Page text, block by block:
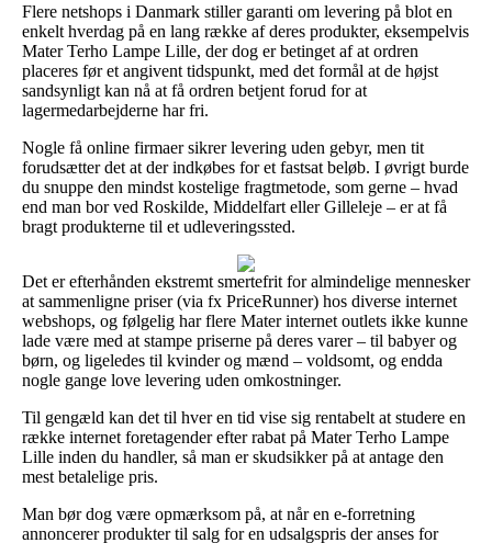
Flere netshops i Danmark stiller garanti om levering på blot en
enkelt hverdag på en lang række af deres produkter, eksempelvis
Mater Terho Lampe Lille, der dog er betinget af at ordren
placeres før et angivent tidspunkt, med det formål at de højst
sandsynligt kan nå at få ordren betjent forud for at
lagermedarbejderne har fri.
Nogle få online firmaer sikrer levering uden gebyr, men tit
forudsætter det at der indkøbes for et fastsat beløb. I øvrigt burde
du snuppe den mindst kostelige fragtmetode, som gerne – hvad
end man bor ved Roskilde, Middelfart eller Gilleleje – er at få
bragt produkterne til et udleveringssted.
Det er efterhånden ekstremt smertefrit for almindelige mennesker
at sammenligne priser (via fx PriceRunner) hos diverse internet
webshops, og følgelig har flere Mater internet outlets ikke kunne
lade være med at stampe priserne på deres varer – til babyer og
børn, og ligeledes til kvinder og mænd – voldsomt, og endda
nogle gange love levering uden omkostninger.
Til gengæld kan det til hver en tid vise sig rentabelt at studere en
række internet foretagender efter rabat på Mater Terho Lampe
Lille inden du handler, så man er skudsikker på at antage den
mest betalelige pris.
Man bør dog være opmærksom på, at når en e-forretning
annoncerer produkter til salg for en udsalgspris der anses for